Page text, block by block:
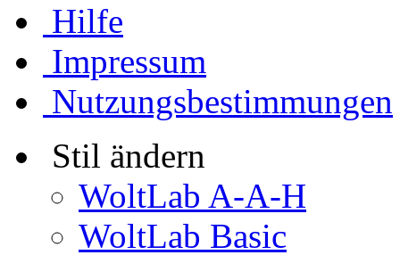
Hilfe
Impressum
Nutzungsbestimmungen
Stil ändern
WoltLab A-A-H
WoltLab Basic